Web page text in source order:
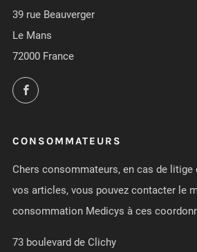
39 rue Beauverger
Le Mans
72000 France
Facebook
CONSOMMATEURS
Chers consommateurs, en cas de litige
vos articles, vous pouvez contacter le
consommation Medicys à ces
73 boulevard de Clichy